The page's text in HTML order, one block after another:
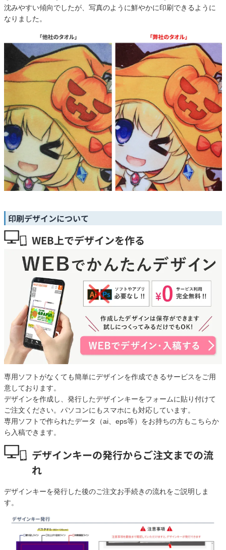
沈みやすい傾向でしたが、写真のように鮮やかに印刷できるように
なりました。
印刷デザインについて
WEB上でデザインを作る
専用ソフトがなくても簡単にデザインを作成できるサービスをご用
意しております。
デザインを作成し、発行したデザインキーをフォームに貼り付けて
ご注文ください。パソコンにもスマホにも対応しています。
専用ソフトで作られたデータ（ai、eps等）をお持ちの方もこちらか
ら入稿できます。
デザインキーの発行からご注文までの流
れ
デザインキーを発行した後のご注文お手続きの流れをご説明しま
す。